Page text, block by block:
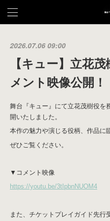
2026.07.06 09:00
【キュー】立花
メント映像公開！
舞台『キュー』にて立花茂樹役を
開いたしました。
本作の魅力や演じる役柄、作品に
ぜひご覧ください。
▼コメント映像
https://youtu.be/3tIpbnNUOM4
また、チケットプレイガイド先行